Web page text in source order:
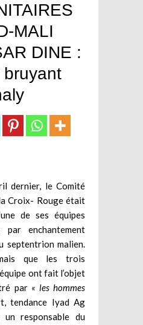
MALI
DINE :
bruyant
dernier, le Comité
Croix- Rouge était
de ses équipes
par enchantement
septentrion malien.
que les trois
ont fait l’objet
par « les hommes
tendance Iyad Ag
responsable du